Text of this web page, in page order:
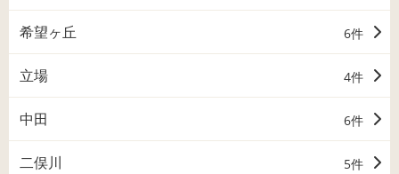
希望ヶ丘 6件
立場 4件
中田 6件
二俣川 5件